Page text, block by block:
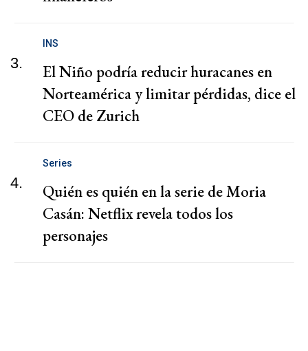
3.
INS
El Niño podría reducir huracanes en
Norteamérica y limitar pérdidas, dice el
CEO de Zurich
4.
Series
Quién es quién en la serie de Moria
Casán: Netflix revela todos los
personajes